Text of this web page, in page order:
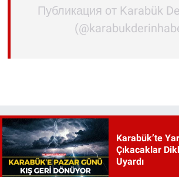
Публикация от Karabük
Karabük’te
Çıkacaklar
Uyardı